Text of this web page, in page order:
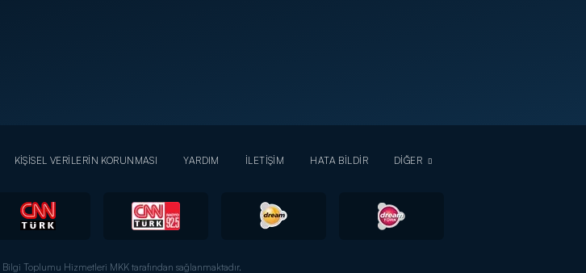
KİŞİSEL VERİLERİN KORUNMASI YARDIM İLETİŞİM HATA BİLDİR DİĞER
Bilgi Toplumu Hizmetleri MKK tarafından sağlanmaktadır.